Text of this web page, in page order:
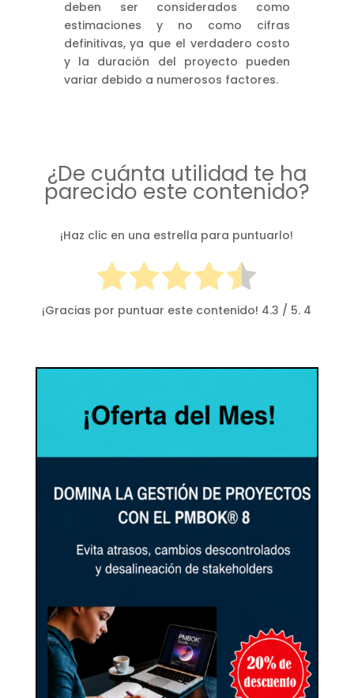
deben ser considerados como
estimaciones y no como cifras
definitivas, ya que el verdadero costo
y la duración del proyecto pueden
variar debido a numerosos factores.
¿De cuánta utilidad te ha
parecido este contenido?
¡Haz clic en una estrella para puntuarlo!
¡Gracias por puntuar este contenido! 4.3 / 5. 4